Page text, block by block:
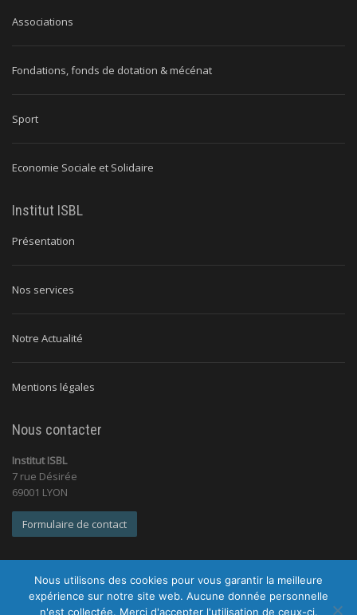
Associations
Fondations, fonds de dotation & mécénat
Sport
Economie Sociale et Solidaire
Institut ISBL
Présentation
Nos services
Notre Actualité
Mentions légales
Nous contacter
Institut ISBL
7 rue Désirée
69001 LYON
Formulaire de contact
Nous utilisons des cookies pour vous garantir la meilleure
expérience sur notre site web. Aucune donnée personnelle
n'est collectée. Merci d'accepter l'utilisation de ceux-ci.